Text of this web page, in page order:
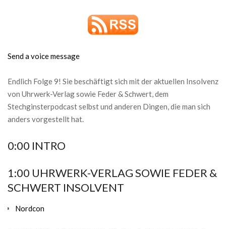
Send a voice message
Endlich Folge 9! Sie beschäftigt sich mit der aktuellen Insolvenz
von Uhrwerk-Verlag sowie Feder & Schwert, dem
Stechginsterpodcast selbst und anderen Dingen, die man sich
anders vorgestellt hat.
0:00 INTRO
1:00 UHRWERK-VERLAG SOWIE FEDER &
SCHWERT INSOLVENT
Nordcon